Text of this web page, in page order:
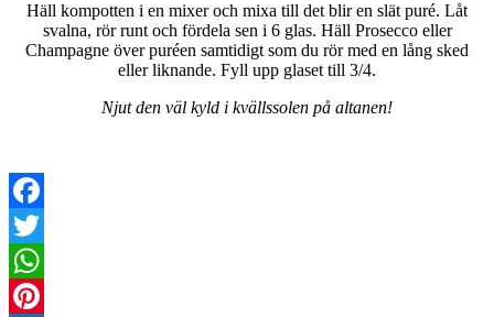
Häll kompotten i en mixer och mixa till det blir en slät puré. Låt
svalna, rör runt och fördela sen i 6 glas. Häll Prosecco eller
Champagne över puréen samtidigt som du rör med en lång sked
eller liknande. Fyll upp glaset till 3/4.
Njut den väl kyld i kvällssolen på altanen!
Facebook
Twitter
WhatsApp